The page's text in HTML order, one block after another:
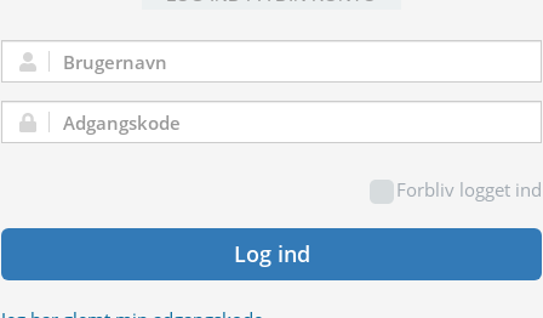
Brugernavn:
Adgangskode:
Forbliv logget ind
Log ind